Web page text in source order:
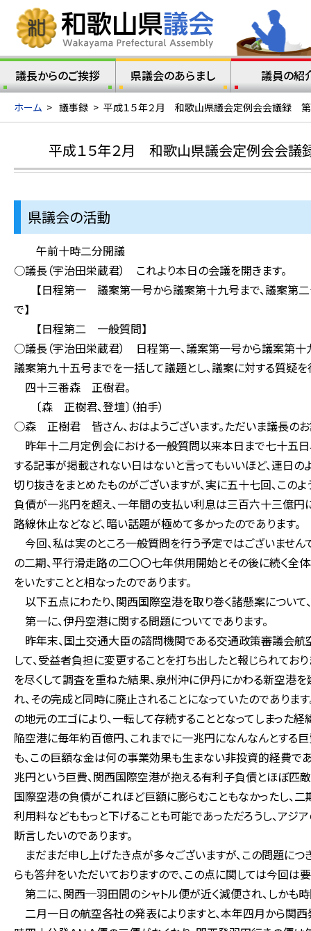
議長からのご挨拶 県議会のあらまし 議員の紹
ホーム > 議事録 > 平成１５年２月 和歌山県議会定例会会議録 第
平成１５年２月 和歌山県議会定例会会
県議会の活動
午前十時二分開議
○議長（宇治田栄蔵君） これより本日の会議を開きます。
【日程第一 議案第一号から議案第十九号まで、議案第二
で】
【日程第二 一般質問】
○議長（宇治田栄蔵君） 日程第一、議案第一号から議案第十
議案第九十五号までを一括して議題とし、議案に対する質疑を
四十三番森 正樹君。
〔森 正樹君、登壇〕（拍手）
○森 正樹君 皆さん、おはようございます。ただいま議長のお
昨年十二月定例会における一般質問以来本日まで七十五日
する記事が掲載されない日はないと言ってもいいほど、連日
切り抜きをまとめたものがございますが、実に五十七回、この
負債が一兆円を超え、一年間の支払い利息は三百六十三億円
路線休止などなど、暗い話題が極めて多かったのであります。
今回、私は実のところ一般質問を行う予定ではございませ
の二期、平行滑走路の二〇〇七年供用開始とその後に続く全
をいたすことと相なったのであります。
以下五点にわたり、関西国際空港を取り巻く諸懸案につい
第一に、伊丹空港に関する問題についてであります。
昨年末、国土交通大臣の諮問機関である交通政策審議会
して、受益者負担に変更することを打ち出したと報じられてお
を尽くして調査を重ねた結果、泉州沖に伊丹にかわる新空港
れ、その完成と同時に廃止されることになっていたのでありま
の地元のエゴにより、一転して存続することとなってしまった
陥空港に毎年約百億円、これまでに一兆円になんなんとする
も、この巨額な金は何の事業効果も生まない非投資的経費で
兆円という巨費、関西国際空港が抱える有利子負債とほぼ匹
国際空港の負債がこれほど巨額に膨らむこともなかったし、二
利用料などももっと下げることも可能であっただろうし、ア
断言したいのであります。
まだまだ申し上げたき点が多々ございますが、この問題につ
らも答弁をいただいておりますので、この点に関しては今回は
第二に、関西─羽田間のシャトル便が近く減便され、しかも
二月一日の航空各社の発表によりますと、本年四月から関西